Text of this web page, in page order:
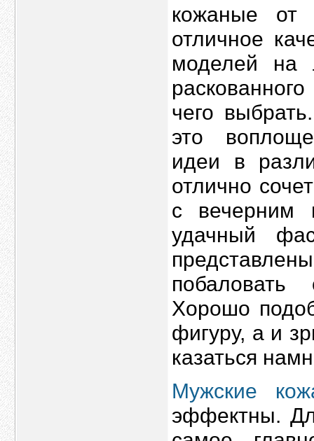
кожаные от
отличное
моделей на
чего
это
идеи в
отлично
с вечерним
удачный
Хорошо
фигуру, а и
казаться
Мужские
эффектны.